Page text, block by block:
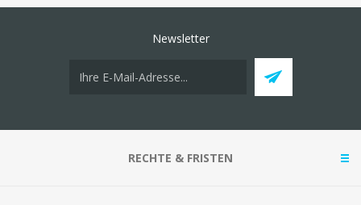
Newsletter
RECHTE & FRISTEN